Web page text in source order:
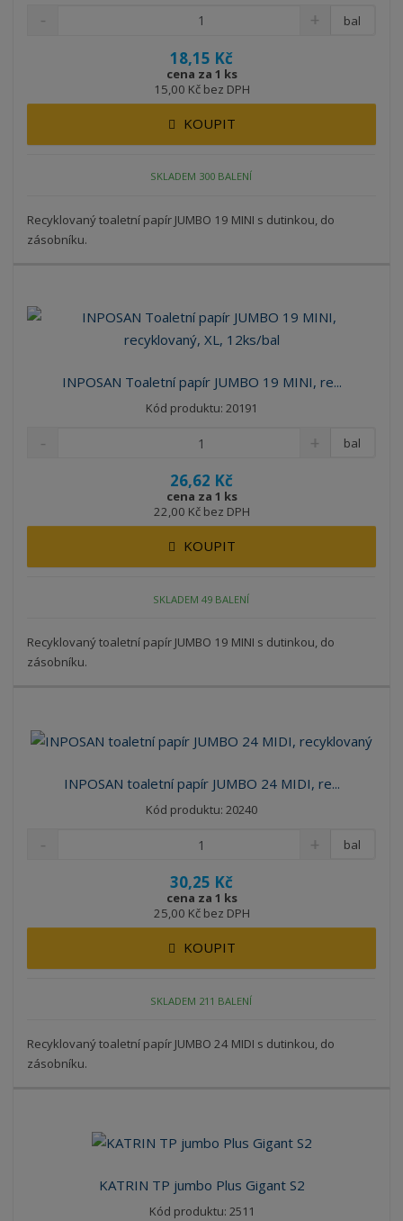
18,15 Kč
cena za 1 ks
15,00 Kč bez DPH
bal
KOUPIT
SKLADEM 300 BALENÍ
Recyklovaný toaletní papír JUMBO 19 MINI s dutinkou, do
zásobníku.
INPOSAN Toaletní papír JUMBO 19 MINI, re...
Kód produktu: 20191
26,62 Kč
cena za 1 ks
22,00 Kč bez DPH
bal
KOUPIT
SKLADEM 49 BALENÍ
Recyklovaný toaletní papír JUMBO 19 MINI s dutinkou, do
zásobníku.
INPOSAN toaletní papír JUMBO 24 MIDI, re...
Kód produktu: 20240
30,25 Kč
cena za 1 ks
25,00 Kč bez DPH
bal
KOUPIT
SKLADEM 211 BALENÍ
Recyklovaný toaletní papír JUMBO 24 MIDI s dutinkou, do
zásobníku.
KATRIN TP jumbo Plus Gigant S2
Kód produktu: 2511